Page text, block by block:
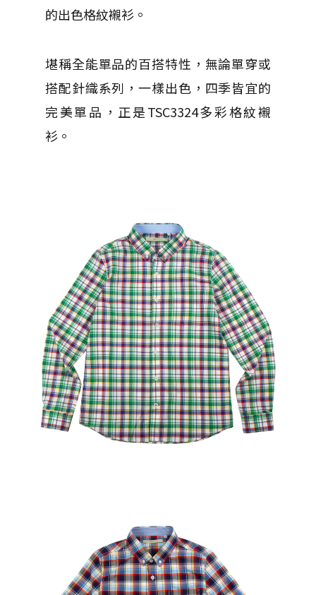
的出色格紋襯衫。
堪稱全能單品的百搭特性，無論單穿或
搭配針織系列，一樣出色，四季皆宜的
完美單品，正是TSC3324多彩格紋襯
衫。